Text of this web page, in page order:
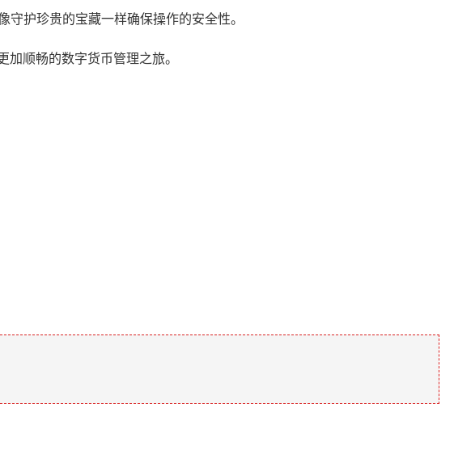
护珍贵的宝藏一样确保操作的安全性。
顺畅的数字货币管理之旅。